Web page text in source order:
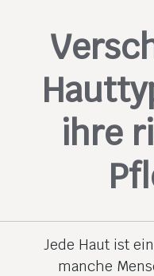
ihre
Jede Haut ist
manche